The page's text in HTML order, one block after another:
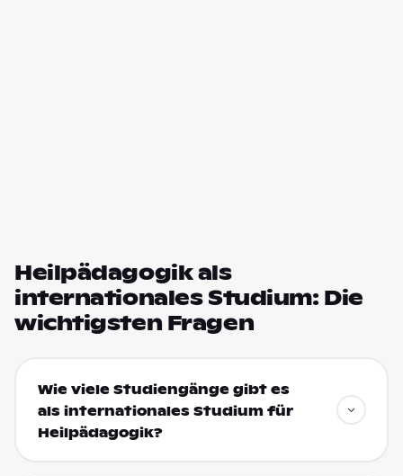
Heilpädagogik als
internationales Studium: Die
wichtigsten Fragen
Wie viele Studiengänge gibt es
als internationales Studium für
Heilpädagogik?